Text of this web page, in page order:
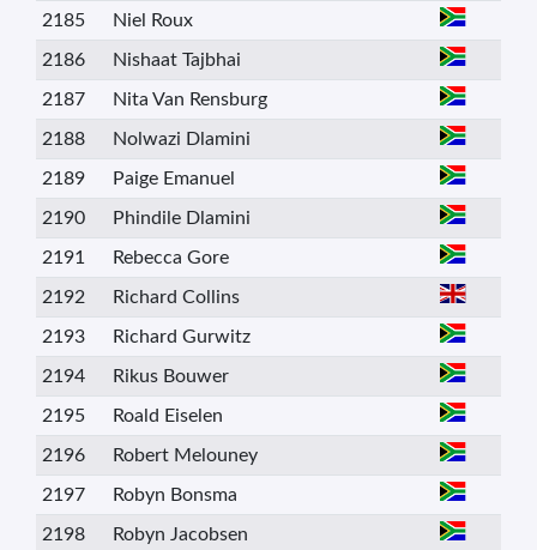
2185 Niel Roux
2186 Nishaat Tajbhai
2187 Nita Van Rensburg
2188 Nolwazi Dlamini
2189 Paige Emanuel
2190 Phindile Dlamini
2191 Rebecca Gore
2192 Richard Collins
2193 Richard Gurwitz
2194 Rikus Bouwer
2195 Roald Eiselen
2196 Robert Melouney
2197 Robyn Bonsma
2198 Robyn Jacobsen